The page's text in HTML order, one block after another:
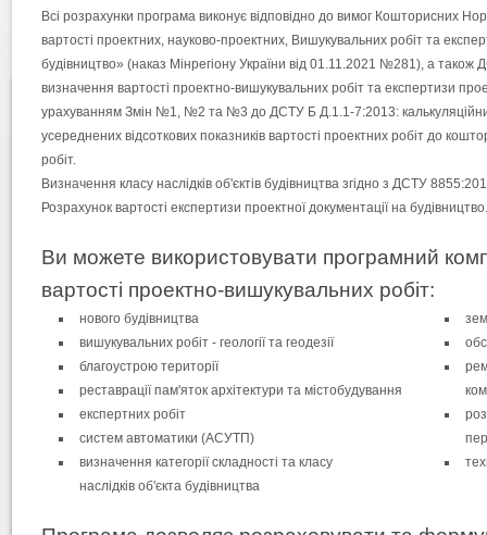
Всі розрахунки програма виконує відповідно до вимог Кошторисних
вартості проектних, науково-проектних, Вишукувальних робіт та
будівництво» (наказ Мінрегіону України від 01.11.2021 №281), а
визначення вартості проектно-вишукувальних робіт та експертизи
урахуванням Змін №1, №2 та №3 до ДСТУ Б Д.1.1-7:2013:
усереднених відсоткових показників вартості проектних робіт до
робіт.
Визначення класу наслідків об'єктів будівництва згідно з ДСТУ
Розрахунок вартості експертизи проектної документації на будівництво.
Ви можете використовувати програмний
вартості проектно-вишукувальних робіт:
нового будівництва
вишукувальних робіт - геології та геодезії
благоустрою території
реставрації пам'яток архітектури та містобудування
експертних робіт
систем автоматики (АСУТП)
визначення категорії складності та класу
наслідків об'єкта будівництва